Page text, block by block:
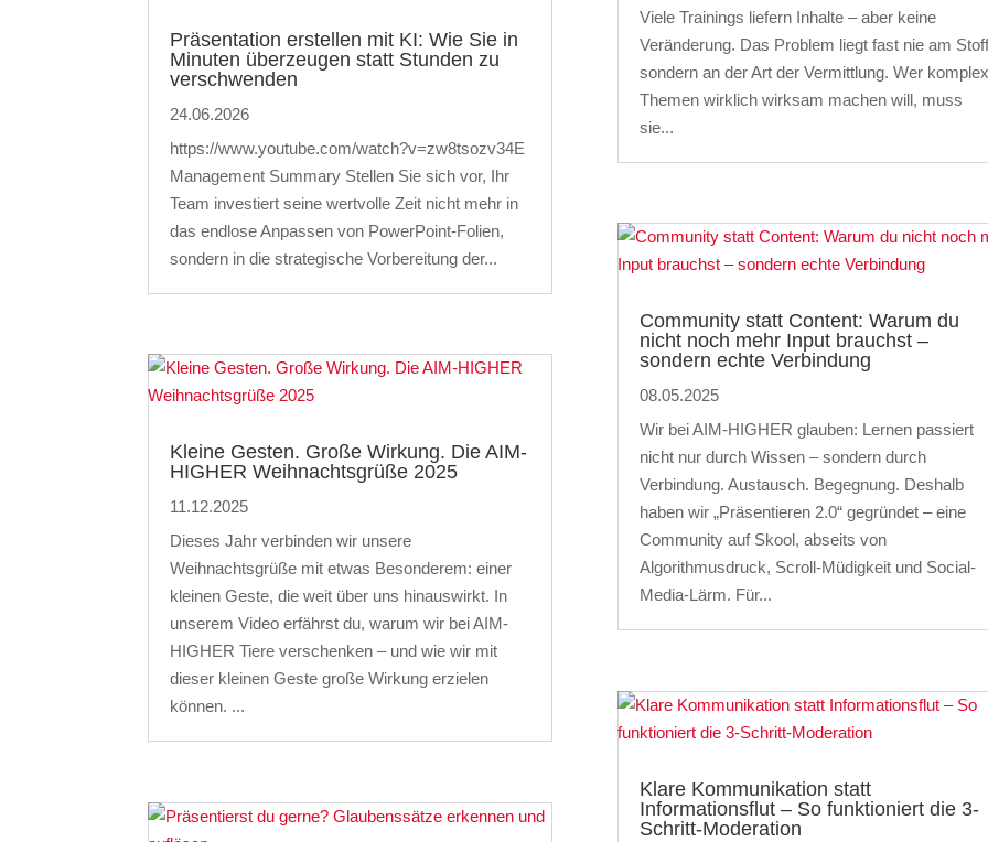
Präsentation erstellen mit KI: Wie Sie in
Minuten überzeugen statt Stunden zu
verschwenden
24.06.2026
https://www.youtube.com/watch?v=zw8tsozv34E
Management Summary Stellen Sie sich vor, Ihr
Team investiert seine wertvolle Zeit nicht mehr in
das endlose Anpassen von PowerPoint-Folien,
sondern in die strategische Vorbereitung der...
Kleine Gesten. Große Wirkung. Die AIM-
HIGHER Weihnachtsgrüße 2025
11.12.2025
Dieses Jahr verbinden wir unsere
Weihnachtsgrüße mit etwas Besonderem: einer
kleinen Geste, die weit über uns hinauswirkt. In
unserem Video erfährst du, warum wir bei AIM-
HIGHER Tiere verschenken – und wie wir mit
dieser kleinen Geste große Wirkung erzielen
können. ...
Viele Trainings liefern Inhalte – aber keine
Veränderung. Das Problem liegt fast nie am
sondern an der Art der Vermittlung. Wer
Themen wirklich wirksam machen will, muss
sie...
Community statt Content: Warum du
nicht noch mehr Input brauchst –
sondern echte Verbindung
08.05.2025
Wir bei AIM-HIGHER glauben: Lernen passiert
nicht nur durch Wissen – sondern durch
Verbindung. Austausch. Begegnung. Deshalb
haben wir „Präsentieren 2.0“ gegründet – eine
Community auf Skool, abseits von
Algorithmusdruck, Scroll-Müdigkeit und Social-
Media-Lärm. Für...
Klare Kommunikation statt
Informationsflut – So funktioniert die 3-
Schritt-Moderation